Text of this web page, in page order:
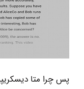
پس چرا متا